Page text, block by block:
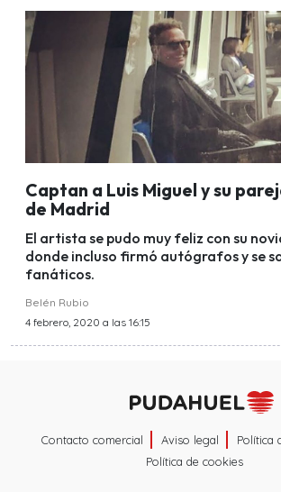
Captan a Luis Miguel y su
de Madrid
El artista se pudo muy feliz con su
donde incluso firmó autógrafos y se
fanáticos.
Belén Rubio
4 febrero, 2020 a las 16:15
Contacto comercial Aviso legal
Política
Política de cookies